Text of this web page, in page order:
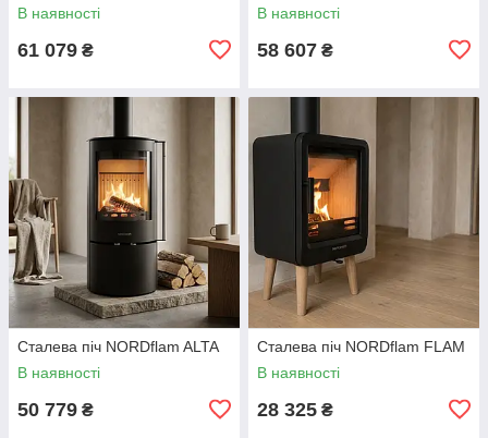
В наявності
61 079 ₴
В наявності
58 607 ₴
Сталева піч NORDflam ALTA
В наявності
50 779 ₴
Сталева піч NORDflam FLAM
В наявності
28 325 ₴